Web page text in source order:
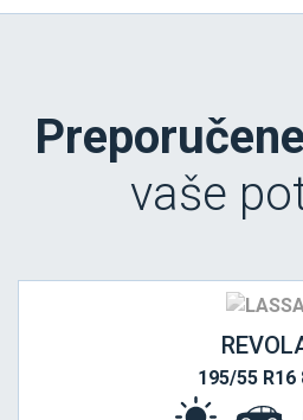
vaše
195/55 R16